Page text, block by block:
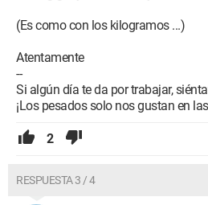
(Es como con los kilogramos ...)
Atentamente
--
Si algún día te da por trabajar,
¡Los pesados solo nos gustan en
2
RESPUESTA 3 / 4